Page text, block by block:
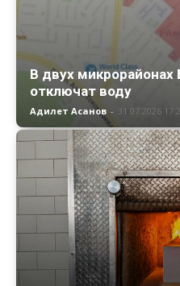
В двух
отключат воду
Адилет Асанов - 31.07.2026